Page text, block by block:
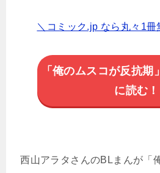
＼コミック.jp なら丸々1冊
「俺のムスコが反抗期
に読む！
西山アラタさんのBLまんが「